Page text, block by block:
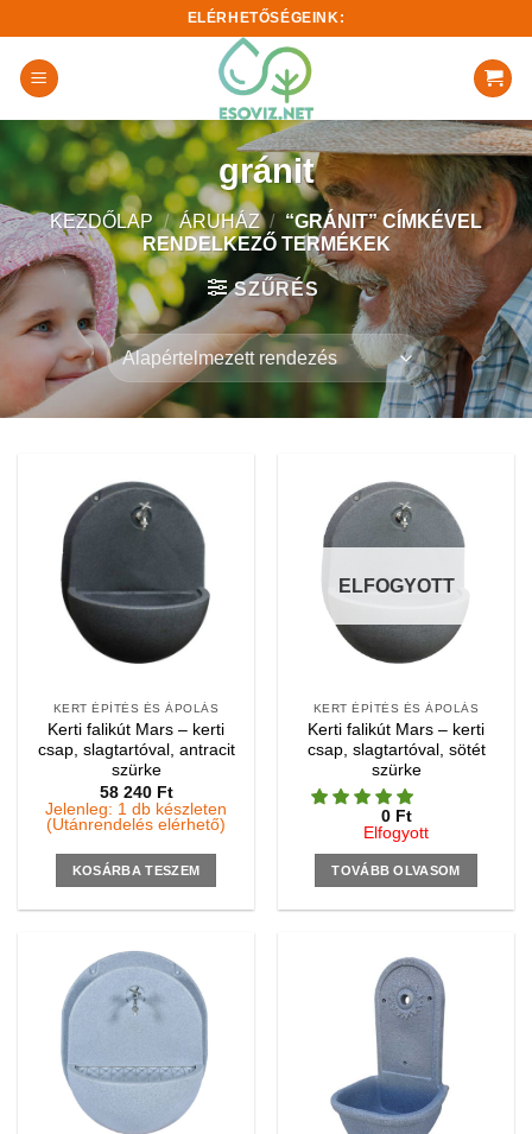
to
content
ELÉRHETŐSÉGEINK:
gránit
KEZDŐLAP / ÁRUHÁZ / “GRÁNIT” CÍMKÉVEL
RENDELKEZŐ TERMÉKEK
SZŰRÉS
KERT ÉPÍTÉS ÉS ÁPOLÁS
Kerti falikút Mars – kerti
csap, slagtartóval, antracit
szürke
58 240 Ft
Jelenleg: 1 db készleten
(Utánrendelés elérhető)
KOSÁRBA TESZEM
ELFOGYOTT
KERT ÉPÍTÉS ÉS ÁPOLÁS
Kerti falikút Mars – kerti
csap, slagtartóval, sötét
szürke
0 Ft
Elfogyott
TOVÁBB OLVASOM